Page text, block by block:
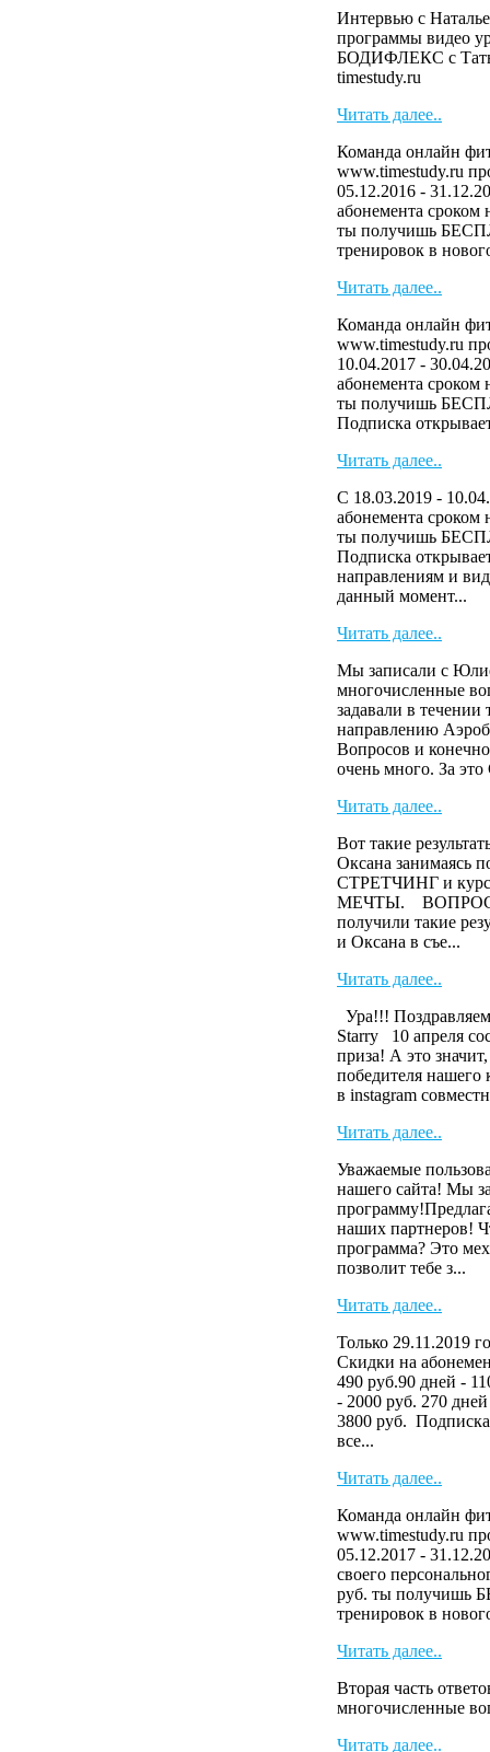
Интервью с
программы видео
БОДИФЛЕКС с
timestudy.ru
Читать далее..
Команда онлайн
www.timestudy.ru
05.12.2016 -
абонемента сроком
ты получишь
тренировок в
Читать далее..
Команда онлайн
www.timestudy.ru
10.04.2017 -
абонемента сроком
ты получишь
Подписка
Читать далее..
С 18.03.2019 -
абонемента сроком
ты получишь
Подписка
направлениям и
данный момент...
Читать далее..
Мы записали с
многочисленные
задавали в течении
направлению
Вопросов и
очень много. За
Читать далее..
Вот такие
Оксана занимаясь
СТРЕТЧИНГ и
МЕЧТЫ. ВОПРОС?
получили такие
и Оксана в съе...
Читать далее..
Ура!!!
Starry 10 апреля
приза! А это
победителя нашего
в instagram
Читать далее..
Уважаемые
нашего сайта! Мы
наших партнеров!
программа? Это
позволит тебе з...
Читать далее..
Только 29.11.2019
Скидки на
490 руб.90 дней -
- 2000 руб. 270
3800 руб.
все...
Читать далее..
Команда онлайн
www.timestudy.ru
05.12.2017 -
своего
руб. ты получишь
тренировок в
Читать далее..
Вторая часть
многочисленные
Читать далее..